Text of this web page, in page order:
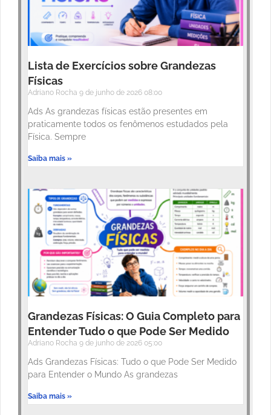
Lista de Exercícios sobre Grandezas
Físicas
Adriano Rocha 9 de junho de 2026 08:00
Ads As grandezas físicas estão presentes em
praticamente todos os fenômenos estudados pela
Física. Sempre
Saiba mais »
Grandezas Físicas: O Guia Completo para
Entender Tudo o que Pode Ser Medido
Adriano Rocha 9 de junho de 2026 05:00
Ads Grandezas Físicas: Tudo o que Pode Ser Medido
para Entender o Mundo As grandezas
Saiba mais »